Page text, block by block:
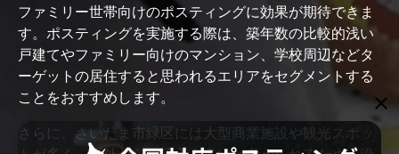
ファミリー世帯向けのポスティングに効果が期待できま
す。ポスティングを実施する際は、築年数の比較的浅い
戸建てやファミリー向けのマンション、学校周辺などタ
ーゲットの居住すると思われるエリアをセグメントする
ことをおすすめします。
さらに、さいたま市緑区には大型商業施設や観光スポッ